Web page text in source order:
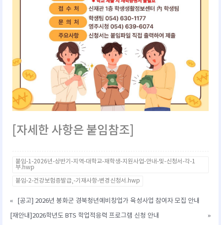
[자세한 사항은 붙임참조]
붙임-1-2026년-상반기-지역-대학교-재학생-지원사업-안내-및-신청서-각-1
부.hwp
붙임-2-건강보험증발급¸-기재사항-변경신청서.hwp
«
[공고] 2026년 봉화군 경북청년예비창업가 육성사업 참여자 모집 안내
[재안내]2026학년도 BTS 학업적응력 프로그램 신청 안내
»